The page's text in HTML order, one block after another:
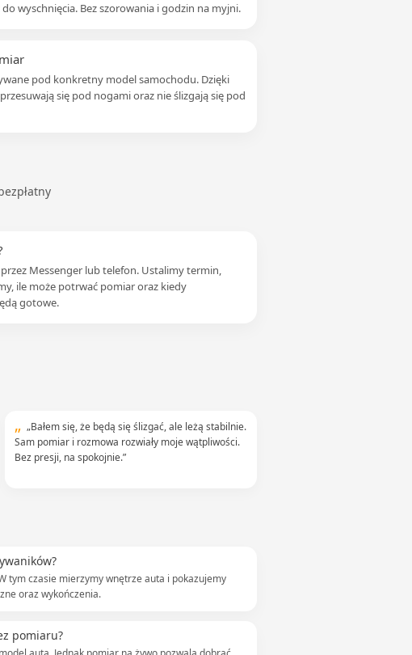
wyschnięcia. Bez szorowania i godzin na myjni.
pod konkretny model samochodu. Dzięki
się pod nogami oraz nie ślizgają się pod
przez Messenger lub telefon. Ustalimy termin,
ile może potrwać pomiar oraz kiedy
gotowe.
„Bałem się, że będą się ślizgać, ale leżą stabilnie.
Sam pomiar i rozmowa rozwiały moje wątpliwości.
Bez presji, na spokojnie.”
tym czasie mierzymy wnętrze auta i pokazujemy
oraz wykończenia.
pomiaru?